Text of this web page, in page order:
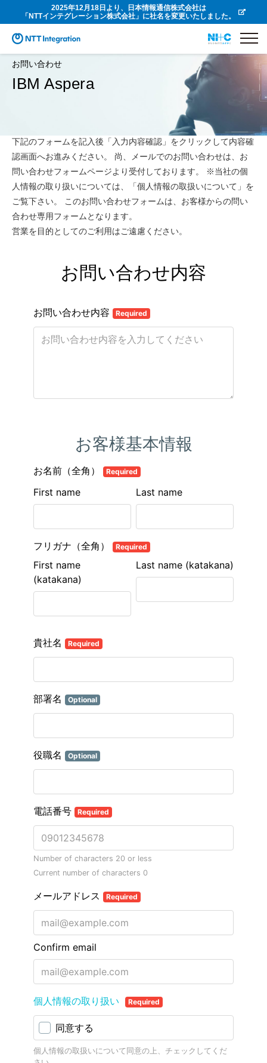
2025年12月18日より、日本情報通信株式会社は
「NTTインテグレーション株式会社」に社名を変更いたしました。
お問い合わせ
IBM Aspera
下記のフォームを記入後「入力内容確認」をクリックして内容確
認画面へお進みください。 尚、メールでのお問い合わせは、お
問い合わせフォームページより受付しております。 ※当社の個
人情報の取り扱いについては、「個人情報の取扱いについて」を
ご覧下さい。 このお問い合わせフォームは、お客様からの問い
合わせ専用フォームとなります。
営業を目的としてのご利用はご遠慮ください。